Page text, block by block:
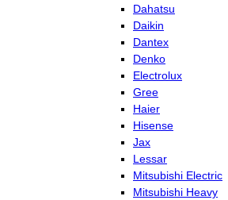
Dahatsu
Daikin
Dantex
Denko
Electrolux
Gree
Haier
Hisense
Jax
Lessar
Mitsubishi Electric
Mitsubishi Heavy